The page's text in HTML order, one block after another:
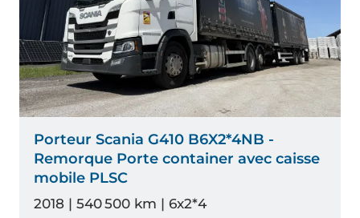
Porteur Scania G410 B6X2*4NB -
Remorque Porte container avec caisse
mobile PLSC
2018 | 540 500 km | 6x2*4